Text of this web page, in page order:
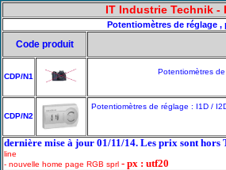
IT Industrie Technik -
Potentiomètres de réglage ,
Code produit
CDP/N1
Potentiomètres
CDP/N2
Potentiomètres de réglage : I1D /
dernière mise à jour 01/11/14. Les prix sont
line
- nouvelle home page RGB sprl - px : utf20